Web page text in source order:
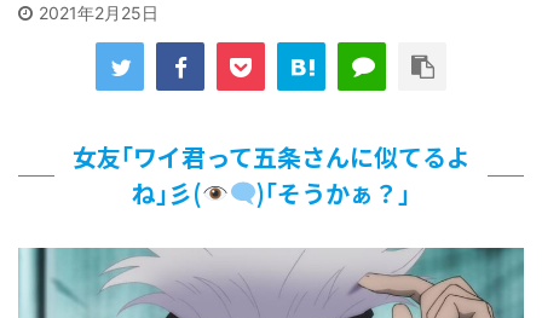
【画像】この女優さん、可愛すぎる
【遊戯王】いつ見ても覚醒だけ地属性との関連が意味不明だ
【朗報】齋藤飛鳥、前屈みで完全に見えてる動画が拡散され
てしまう…
【画像】『プリズマ☆イリヤ』の新グッズ、流石に一線を越
北原ももさんの挑発!!!
【画像】顔100点、体30点の女ｗｗｗ
…背が高い娘
2021年2月25日
女友｢ワイ君って五条さんに似てるよ
ね｣彡(
)｢そうかぁ？｣